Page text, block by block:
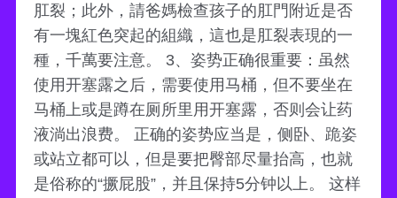
肛裂；此外，請爸媽檢查孩子的肛門附近是否
有一塊紅色突起的組織，這也是肛裂表現的一
種，千萬要注意。 3、姿势正确很重要：虽然
使用开塞露之后，需要使用马桶，但不要坐在
马桶上或是蹲在厕所里用开塞露，否则会让药
液淌出浪费。 正确的姿势应当是，侧卧、跪姿
或站立都可以，但是要把臀部尽量抬高，也就
是俗称的“撅屁股”，并且保持5分钟以上。 这样